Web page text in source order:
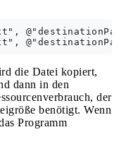
die Datei kopiert,
dann in den
der
benötigt. Wenn
Programm